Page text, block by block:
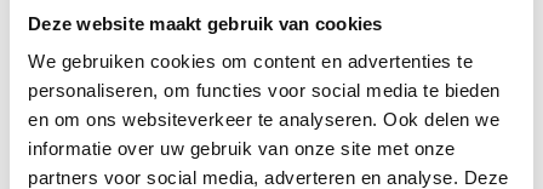
Deze website maakt gebruik van cookies
We gebruiken cookies om content en advertenties te
personaliseren, om functies voor social media te bieden
en om ons websiteverkeer te analyseren. Ook delen we
informatie over uw gebruik van onze site met onze
partners voor social media, adverteren en analyse. Deze
huis.